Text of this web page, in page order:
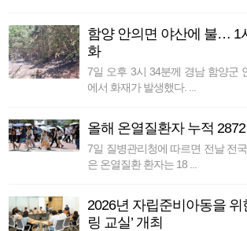
함양 안의면 야산에 불… 1
화
7일 오후 3시 34분께 경남 함양군
에서 화재가 발생했다. ...
올해 온열질환자 누적
7일 질병관리청에 따르면 전날 전
은 온열질환 환자는 18 ...
2026년 자립준비아동을 위
링 교실’ 개최